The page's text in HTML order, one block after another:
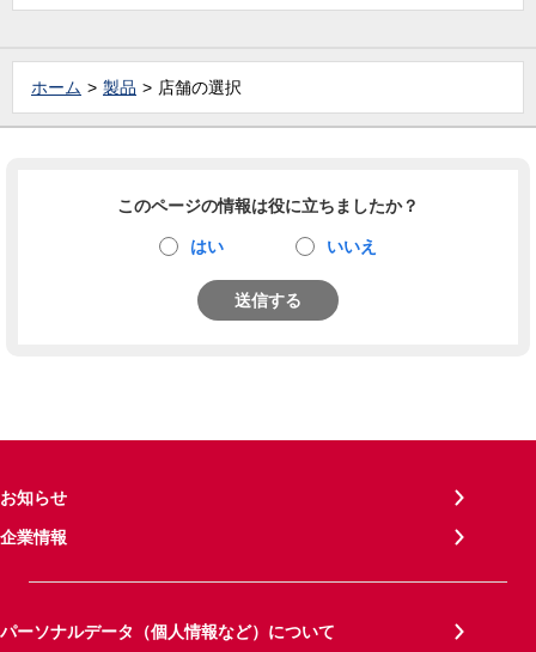
ホーム 製品 店舗の選択
このページの情報は役に立ちましたか？
はい いいえ
送信する
お知らせ
企業情報
パーソナルデータ（個人情報など）について